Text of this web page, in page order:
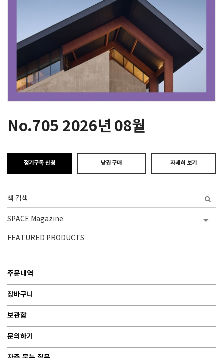
Twitter 로그인
Naver 로그인
SPACE 소개
광고문의
No.705 2026년 08월
정기구독 신청 낱권 구매 자세히 보기
FEATURED PRODUCTS
주문내역
장바구니
보관함
문의하기